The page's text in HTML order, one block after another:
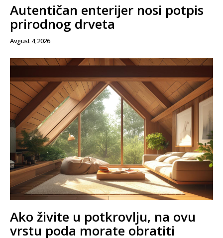
Autentičan enterijer nosi potpis
prirodnog drveta
Avgust 4, 2026
Ako živite u potkrovlju, na ovu
vrstu poda morate obratiti